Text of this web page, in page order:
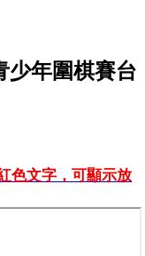
少年圍棋賽台
色文字，可顯示放